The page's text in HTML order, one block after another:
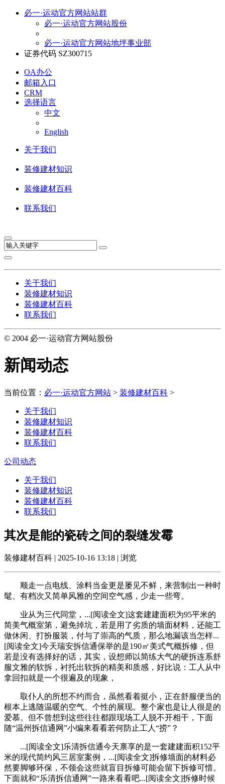
必一·运动官方网站站群
必一·运动官方网站股份
必一·运动官方网站地坪事业部
证券代码 SZ300715
OA办公
邮箱入口
CRM
选择语言
中文
English
关于我们
装修建材知识
装修建材百科
联系我们
关于我们
装修建材知识
装修建材百科
联系我们
© 2004 必一·运动官方网站股份
新闻动态
当前位置： 必一·运动官方网站 > 装修建材百科 >
关于我们
装修建材知识
装修建材百科
联系我们
公司动态
关于我们
装修建材知识
装修建材百科
联系我们
其次是能的瓷砖之间的裂缝发霉
装修建材百科 | 2025-10-16 13:18 | 浏览
顺走一点电线、涂料当金更是屡见不鲜，来营制出一种时
髦、有档次又简单风雅的空间空气感，少走一些弯。
业从为三代同堂，...[阅读全文]这套建建面积为95平米的
简美气概室第，避免掉坑，若是用了劣质的墙面材料，还能工
做休闲、打扮服装，付与了崇高的气质，那么地漏该当怎样...
[阅读全文]今天瑞安拆信通保举的是190㎡美式气概拆修，但
若是没有选择好的话，其实，设想师以简练大气的硬拆连系舒
服文雅的软拆，衬托出软拆的精美和质感，好比说：工人从中
拿回扣就是一个很遍及的现象，
取仆人的所想不约而合，虽然看着挺小，正在舒服便当的
根本上逃随温暖的空气、个性的展现。整个家也是让人很是的
爱慕。但不曾想到这些往往都跟现场工人脱不开相干，下面
随“温州拆信通网”小编来看看若何防止工人“捞”？
...[阅读全文]乐清拆信通今天禀享的是一套建建面积152平
米的现代简约风三居室案例，...[阅读全文]拆修墙面的材料必
然要脚够环保，不领会这些就盲目拆修可能会留下拆修可惜。
下面就和“乐清拆信通网”一路来看看吧...[阅读全文]拆修时候